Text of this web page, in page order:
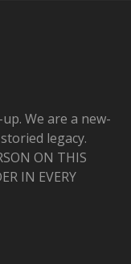
We are a new-
legacy.
ON THIS
IN EVERY